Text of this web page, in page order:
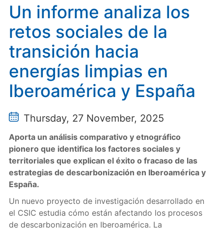
transición hacia energías limpias en Iberoamérica y
España
Un informe analiza los
retos sociales de la
transición hacia
energías limpias en
Iberoamérica y España
Thursday, 27 November, 2025
Aporta un análisis comparativo y etnográfico
pionero que identifica los factores sociales y
territoriales que explican el éxito o fracaso de las
estrategias de descarbonización en Iberoamérica y
España.
Un nuevo proyecto de investigación desarrollado en
el CSIC estudia cómo están afectando los procesos
de descarbonización en Iberoamérica. La